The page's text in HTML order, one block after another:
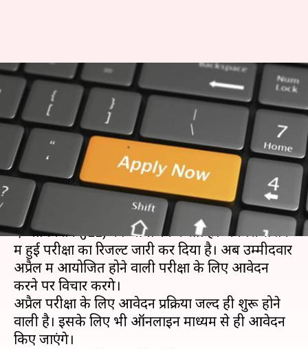
JEE Main April 2020: कब से शुरू
होगी आवेदन प्रक्रिया? जानें पूरा
शेड्यूल
लेखन मोना दीक्षित Jan 18, 2020 05:14 pm
क्या है खबर?
नेशनल टेस्ट एजेंसी (NTA) साल में दो बार ज्वाइंट एंट्रेंस
एग्जामिनेशन (JEE) का आयोजन करता है। जनवरी सेशन
में हुई परीक्षा का रिजल्ट जारी कर दिया है। अब उम्मीदवार
अप्रैल में आयोजित होने वाली परीक्षा के लिए आवेदन
करने पर विचार करेंगे।
अप्रैल परीक्षा के लिए आवेदन प्रक्रिया जल्द ही शुरू होने
वाली है। इसके लिए भी ऑनलाइन माध्यम से ही आवेदन
किए जाएंगे।